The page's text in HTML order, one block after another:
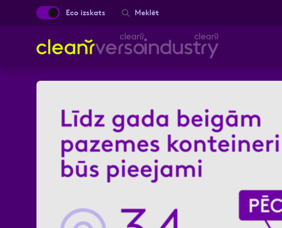
Eco izskats Meklēt
Ziņa